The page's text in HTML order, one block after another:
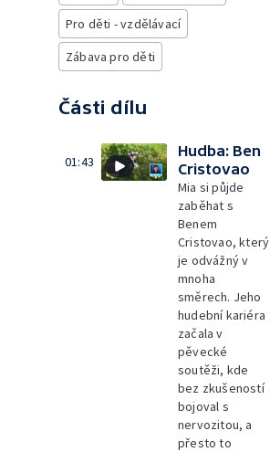
Pro děti - vzdělávací
Zábava pro děti
Části dílu
01:43
Hudba: Ben
Cristovao
Mia si půjde
zaběhat s
Benem
Cristovao, který
je odvážný v
mnoha
směrech. Jeho
hudební kariéra
začala v
pěvecké
soutěži, kde
bez zkušeností
bojoval s
nervozitou, a
přesto to